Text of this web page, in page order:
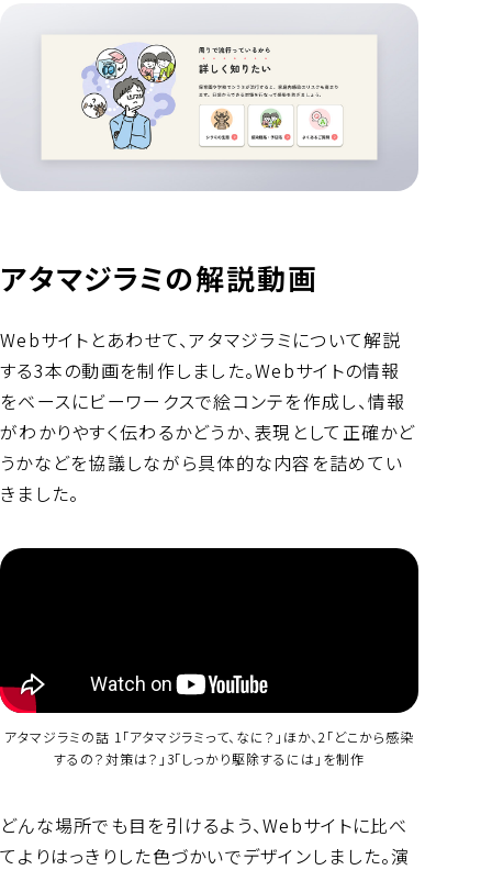
アタマジラミの解説動画
Webサイトとあわせて、アタマジラミについて解説
する3本の動画を制作しました。Webサイトの情報
をベースにビーワークスで絵コンテを作成し、情報
がわかりやすく伝わるかどうか、表現として正確かど
うかなどを協議しながら具体的な内容を詰めてい
きました。
アタマジラミの話 1「アタマジラミって、なに？」ほか、2「どこから感染
するの？対策は？」3「しっかり駆除するには」を制作
どんな場所でも目を引けるよう、Webサイトに比べ
てよりはっきりした色づかいでデザインしました。演